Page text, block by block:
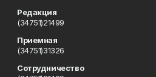
Редакция
(34751)21499
Приемная
(34751)31326
Сотрудничество